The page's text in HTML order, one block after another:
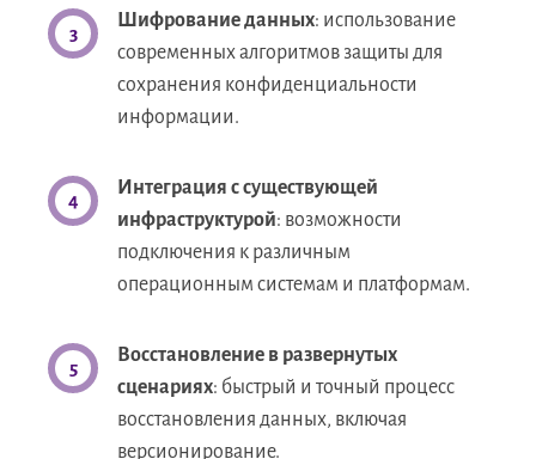
Шифрование данных: использование
современных алгоритмов защиты для
сохранения конфиденциальности
информации.
Интеграция с существующей
инфраструктурой: возможности
подключения к различным
операционным системам и платформам.
Восстановление в развернутых
сценариях: быстрый и точный процесс
восстановления данных, включая
версионирование.